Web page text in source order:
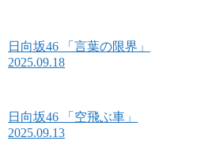
日向坂46 「言葉の限界」
2025.09.18
日向坂46 「空飛ぶ車」
2025.09.13